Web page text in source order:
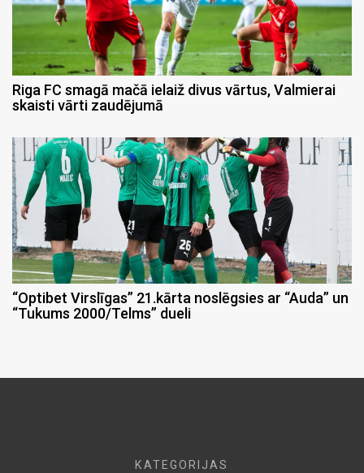
Riga FC smagā mačā ielaiž divus vārtus, Valmierai
skaisti vārti zaudējumā
“Optibet Virslīgas” 21.kārta noslēgsies ar “Auda” un
“Tukums 2000/Telms” dueli
KATEGORIJAS